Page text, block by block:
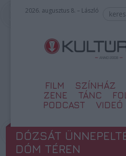
2026. augusztus 8. – László
FILM SZÍNHÁZ
ZENE
TÁNC
PODCAST
VIDEÓ
DÓZSÁT
DÓM TÉREN